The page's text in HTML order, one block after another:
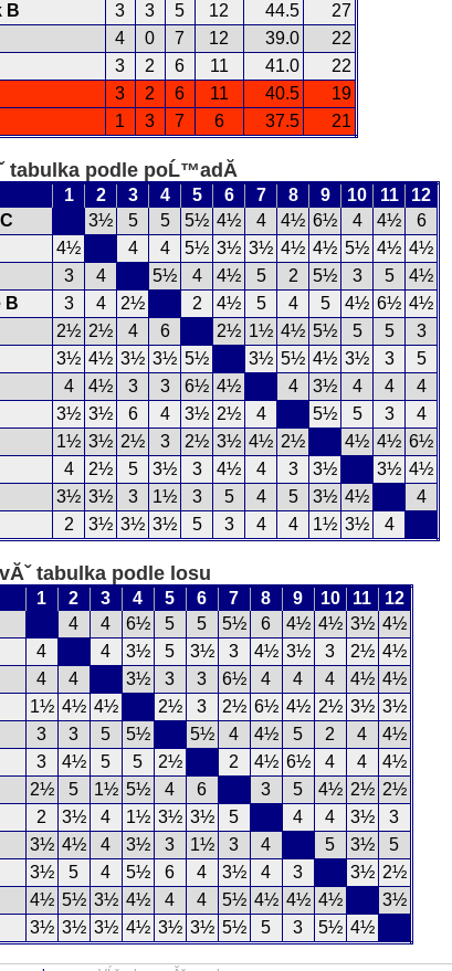
B 3 3 5 12 44.5
27
4 0 7 12 39.0
22
3 2 6 11 41.0
22
3 2 6 11 40.5
19
1 3 7 6 37.5 21
tabulka podle poĹ™adĂ­
1 2 3 4 5 6 7 8 9 10 11
12
3½ 5 5 5½ 4½ 4 4½ 6½ 4 4½
6
4½ 4 4 5½ 3½ 3½ 4½ 4½ 5½ 4½ 4½
3 4 5½ 4 4½ 5 2 5½ 3 5
4½
B 3 4 2½ 2 4½ 5 4 5 4½ 6½ 4½
2½ 2½ 4 6 2½ 1½ 4½ 5½ 5 5
3
3½ 4½ 3½ 3½ 5½ 3½ 5½ 4½ 3½ 3
5
4 4½ 3 3 6½ 4½ 4 3½ 4 4
4
3½ 3½ 6 4 3½ 2½ 4 5½ 5 3
4
1½ 3½ 2½ 3 2½ 3½ 4½ 2½ 4½ 4½ 6½
4 2½ 5 3½ 3 4½ 4 3 3½ 3½ 4½
3½ 3½ 3 1½ 3 5 4 5 3½ 4½
4
2 3½ 3½ 3½ 5 3 4 4 1½ 3½ 4
tabulka podle losu
1 2 3 4 5 6 7 8 9 10 11
12
4 4 6½ 5 5 5½ 6 4½ 4½ 3½ 4½
4 4 3½ 5 3½ 3 4½ 3½ 3 2½ 4½
4 4 3½ 3 3 6½ 4 4 4 4½ 4½
1½ 4½ 4½ 2½ 3 2½ 6½ 4½ 2½ 3½ 3½
3 3 5 5½ 5½ 4 4½ 5 2 4
4½
3 4½ 5 5 2½ 2 4½ 6½ 4 4
4½
2½ 5 1½ 5½ 4 6 3 5 4½ 2½ 2½
2 3½ 4 1½ 3½ 3½ 5 4 4 3½
3
3½ 4½ 4 3½ 3 1½ 3 4 5 3½
5
3½ 5 4 5½ 6 4 3½ 4 3 3½ 2½
4½ 5½ 3½ 4½ 4 4 5½ 4½ 4½ 4½
3½
3½ 3½ 3½ 4½ 3½ 3½ 5½ 5 3 5½ 4½